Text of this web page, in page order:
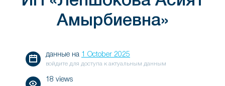
Амырбиевна»
данные на 1 October 2025
войдите для доступа к актуальным данным
18 views